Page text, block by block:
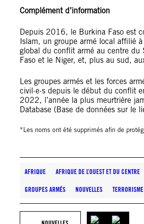
Complément d’information
Depuis 2016, le Burkina Faso est
Islam, un groupe armé local affilié
global du conflit armé au centre du
Faso et le Niger, et, plus au sud,
Les groupes armés et les forces
civil·e·s depuis le début du conflit
2022, l’année la plus meurtrière
Database (Base de données sur le
*Les noms ont été supprimés afin de
AFRIQUE AFRIQUE DE L’OUEST ET DU CENTRE
GROUPES ARMÉS NOUVELLES TERRORISME